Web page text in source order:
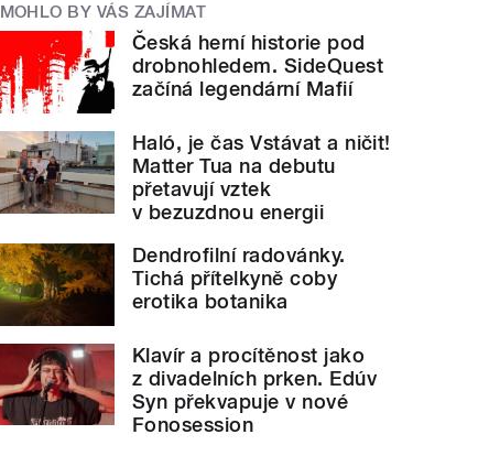
MOHLO BY VÁS ZAJÍMAT
Česká herní historie pod
drobnohledem. SideQuest
začíná legendární Mafií
Haló, je čas Vstávat a ničit!
Matter Tua na debutu
přetavují vztek
v bezuzdnou energii
Dendrofilní radovánky.
Tichá přítelkyně coby
erotika botanika
Klavír a procítěnost jako
z divadelních prken. Edúv
Syn překvapuje v nové
Fonosession